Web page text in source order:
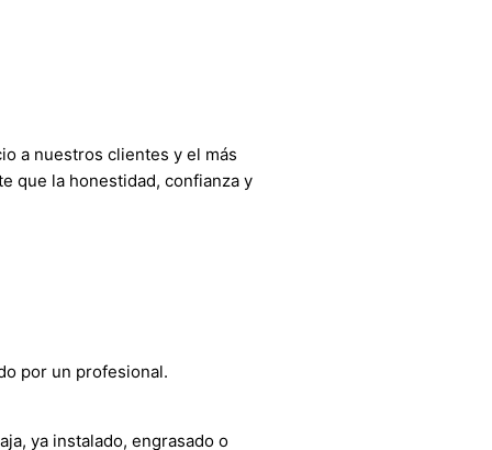
a nuestros clientes y el más
que la honestidad, confianza y
por un profesional.
ya instalado, engrasado o